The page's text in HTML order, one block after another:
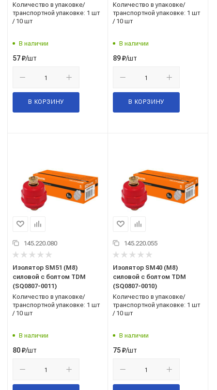
Количество в упаковке/
транспортной упаковке: 1 шт
/ 10 шт
В наличии
57₽/шт
В КОРЗИНУ
Количество в упаковке/
транспортной упаковке: 1 шт
/ 10 шт
В наличии
89₽/шт
В КОРЗИНУ
145.220.080
Изолятор SM51 (М8)
силовой с болтом TDM
(SQ0807-0011)
Количество в упаковке/
транспортной упаковке: 1 шт
/ 10 шт
В наличии
80₽/шт
145.220.055
Изолятор SM40 (М8)
силовой с болтом TDM
(SQ0807-0010)
Количество в упаковке/
транспортной упаковке: 1 шт
/ 10 шт
В наличии
75₽/шт